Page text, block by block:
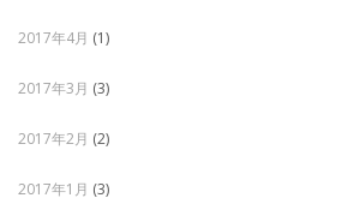
2017年4月 (1)
2017年3月 (3)
2017年2月 (2)
2017年1月 (3)